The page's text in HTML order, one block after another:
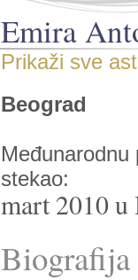
Emira
Prikaži sve
Beograd
stekao:
mart 2010 u
Biografija